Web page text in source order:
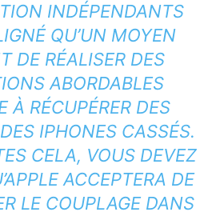
INDÉPENDANTS
QU’UN MOYEN
DE RÉALISER DES
ABORDABLES
À RÉCUPÉRER DES
IPHONES CASSÉS.
CELA, VOUS DEVEZ
ACCEPTERA DE
LE COUPLAGE DANS